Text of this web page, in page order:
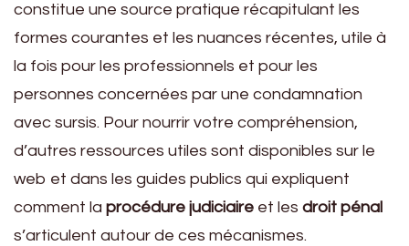
constitue une source pratique récapitulant les
formes courantes et les nuances récentes, utile à
la fois pour les professionnels et pour les
personnes concernées par une condamnation
avec sursis. Pour nourrir votre compréhension,
d’autres ressources utiles sont disponibles sur le
web et dans les guides publics qui expliquent
comment la procédure judiciaire et les droit pénal
s’articulent autour de ces mécanismes.